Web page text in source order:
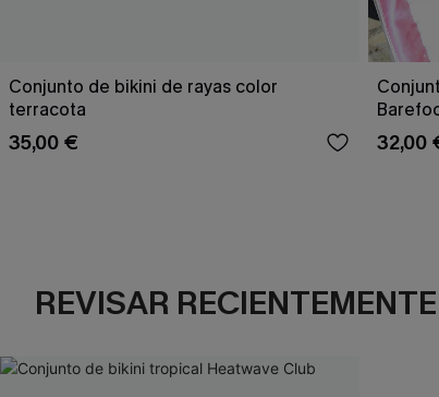
Conjunto de bikini de rayas color
terracota
35,00 € 32,00
REVISAR RECIENTEMENTE